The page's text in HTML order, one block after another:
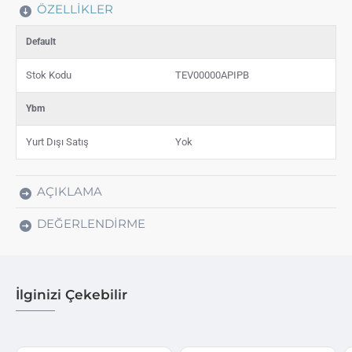
ÖZELLIKLER
Default
Stok Kodu TEV00000APIPB
Ybm
Yurt Dışı Satış Yok
AÇIKLAMA
DEĞERLENDIRME
İlginizi Çekebilir